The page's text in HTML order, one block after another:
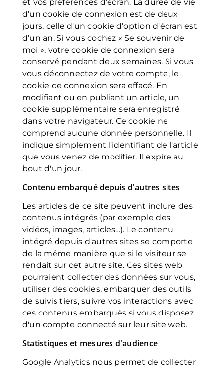
et vos préférences d'écran. La durée de vie
d'un cookie de connexion est de deux
jours, celle d'un cookie d'option d'écran est
d'un an. Si vous cochez « Se souvenir de
moi », votre cookie de connexion sera
conservé pendant deux semaines. Si vous
vous déconnectez de votre compte, le
cookie de connexion sera effacé. En
modifiant ou en publiant un article, un
cookie supplémentaire sera enregistré
dans votre navigateur. Ce cookie ne
comprend aucune donnée personnelle. Il
indique simplement l'identifiant de l'article
que vous venez de modifier. Il expire au
bout d'un jour.
Contenu embarqué depuis d'autres sites
Les articles de ce site peuvent inclure des
contenus intégrés (par exemple des
vidéos, images, articles…). Le contenu
intégré depuis d'autres sites se comporte
de la même manière que si le visiteur se
rendait sur cet autre site. Ces sites web
pourraient collecter des données sur vous,
utiliser des cookies, embarquer des outils
de suivis tiers, suivre vos interactions avec
ces contenus embarqués si vous disposez
d'un compte connecté sur leur site web.
Statistiques et mesures d'audience
Google Analyticsnous permet de collecter